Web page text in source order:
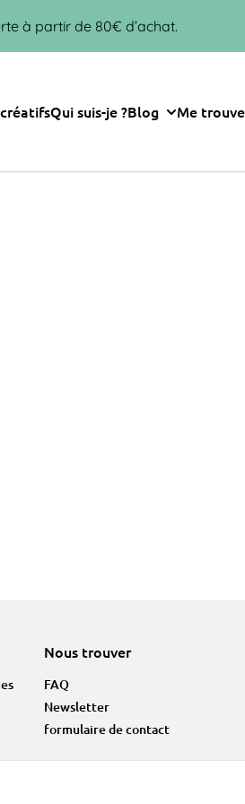
à partir de 80€ d’achat.
Qui suis-je ?Blog Me
Nous trouver
FAQ
Newsletter
formulaire de contact